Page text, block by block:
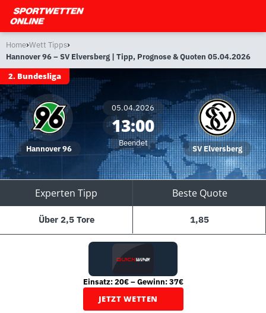
Home›Wett Tipps›
Hannover 96 – SV Elversberg | Tipp, Prognose & Quoten 05.04.2026
2. Bundesliga
Hannover 96
05.04.2026
13:00
Beendet
SV Elversberg
Experten Tipp Beste Quote
Über 2,5 Tore 1,85
Einsatz: 20€ – Gewinn: 37€
JETZT WETTEN